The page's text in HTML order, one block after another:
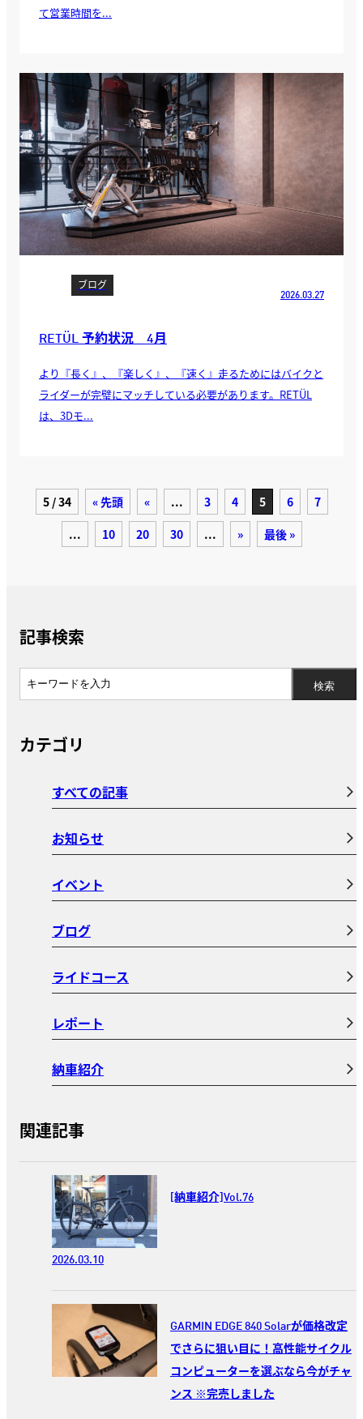
て営業時間を...
ブログ
2026.03.27
RETÜL 予約状況 4月
より『長く』、『楽しく』、『速く』走るためにはバイクと
ライダーが完璧にマッチしている必要があります。RETÜL
は、3Dモ...
5 / 34 « 先頭 « ... 3 4 5 6
7
...
10 20 30 ... » 最後 »
記事検索
カテゴリ
すべての記事
お知らせ
イベント
ブログ
ライドコース
レポート
納車紹介
関連記事
[納車紹介]Vol.76
2026.03.10
GARMIN EDGE 840 Solarが価格改定
でさらに狙い目に！高性能サイクル
コンピューターを選ぶなら今がチャ
ンス ※完売しました